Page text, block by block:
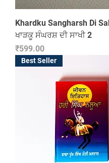
Khardku Sangharsh Di
ਖਾੜਕੂ ਸੰਘਰਸ਼ ਦੀ ਸਾਖੀ 2
Price
₹599.00
Best Seller